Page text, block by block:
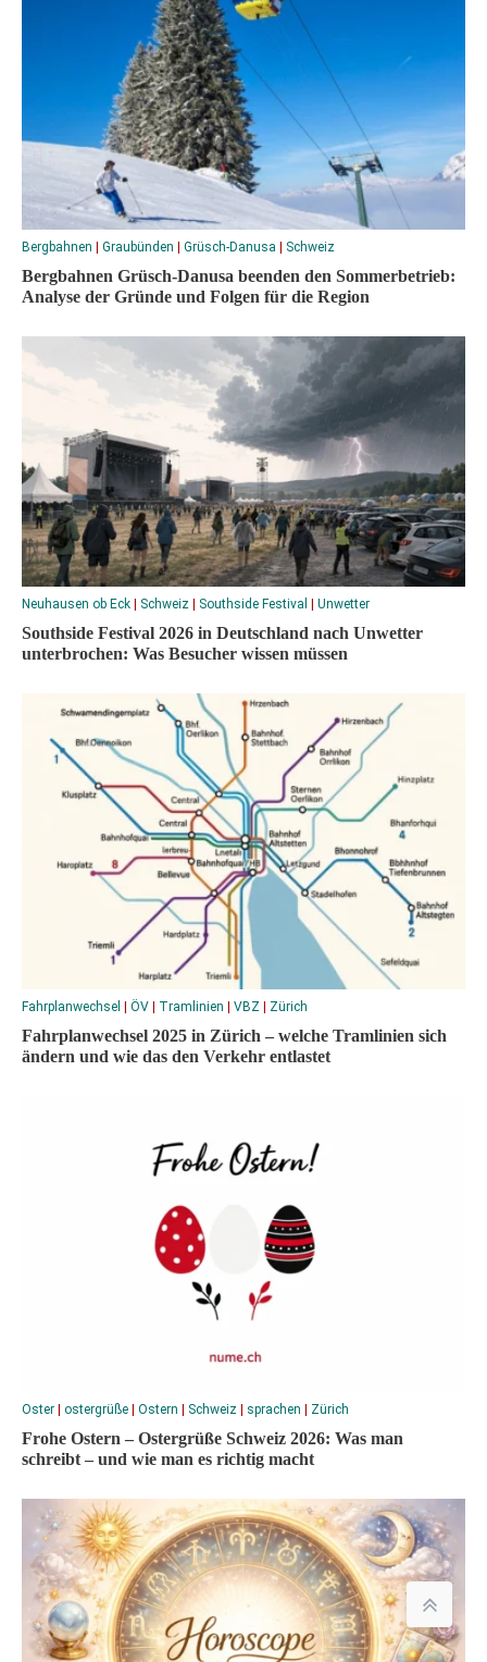
Bergbahnen Graubünden Grüsch-Danusa Schweiz
Bergbahnen Grüsch-Danusa beenden den Sommerbetrieb:
Analyse der Gründe und Folgen für die Region
Neuhausen ob Eck Schweiz Southside Festival Unwetter
Southside Festival 2026 in Deutschland nach Unwetter
unterbrochen: Was Besucher wissen müssen
Fahrplanwechsel ÖV Tramlinien VBZ Zürich
Fahrplanwechsel 2025 in Zürich – welche Tramlinien sich
ändern und wie das den Verkehr entlastet
Oster | ostergrüße | Ostern | Schweiz | sprachen | Zürich
Frohe Ostern – Ostergrüße Schweiz 2026: Was man
schreibt – und wie man es richtig macht